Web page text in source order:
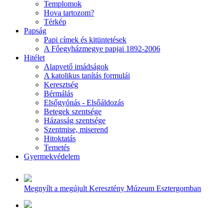
Templomok
Hova tartozom?
Térkép
Papság
Papi címek és kitüntetések
A Főegyházmegye papjai 1892-2006
Hitélet
Alapvető imádságok
A katolikus tanítás formulái
Keresztség
Bérmálás
Elsőgyónás - Elsőáldozás
Betegek szentsége
Házasság szentsége
Szentmise, miserend
Hitoktatás
Temetés
Gyermekvédelem
Megnyílt a megújult Keresztény Múzeum Esztergomban